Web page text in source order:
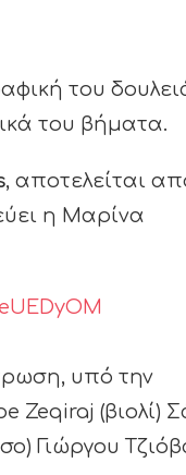
του
του βήματα.
, αποτελείται
η Μαρίνα
υπό την
Zeqiraj (βιολί)
Γιώργου